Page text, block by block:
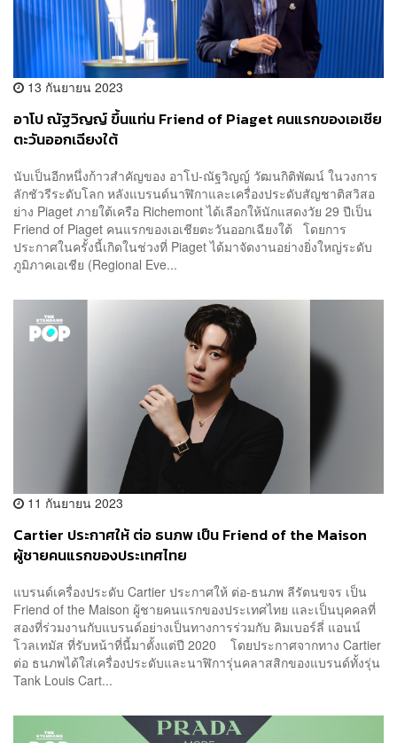
13 กันยายน 2023
อาโป ณัฐวิญญ์ ขึ้นแท่น Friend of Piaget คนแรกของเอเชีย
ตะวันออกเฉียงใต้
นับเป็นอีกหนึ่งก้าวสำคัญของ อาโป-ณัฐวิญญ์ วัฒนกิติพัฒน์ ในวงการ
ลักชัวรีระดับโลก หลังแบรนด์นาฬิกาและเครื่องประดับสัญชาติสวิสอ
ย่าง Piaget ภายใต้เครือ Richemont ได้เลือกให้นักแสดงวัย 29 ปีเป็น
Friend of Piaget คนแรกของเอเชียตะวันออกเฉียงใต้ โดยการ
ประกาศในครั้งนี้เกิดในช่วงที่ Piaget ได้มาจัดงานอย่างยิ่งใหญ่ระดับ
ภูมิภาคเอเชีย (Regional Eve...
11 กันยายน 2023
Cartier ประกาศให้ ต่อ ธนภพ เป็น Friend of the Maison
ผู้ชายคนแรกของประเทศไทย
แบรนด์เครื่องประดับ Cartier ประกาศให้ ต่อ-ธนภพ ลีรัตนขจร เป็น
Friend of the Maison ผู้ชายคนแรกของประเทศไทย และเป็นบุคคลที่
สองที่ร่วมงานกับแบรนด์อย่างเป็นทางการร่วมกับ คิมเบอร์ลี่ แอนน์
โวลเทมัส ที่รับหน้าที่นี้มาตั้งแต่ปี 2020 โดยประกาศจากทาง Cartier
ต่อ ธนภพได้ใส่เครื่องประดับและนาฬิการุ่นคลาสสิกของแบรนด์ทั้งรุ่น
Tank Louis Cart...